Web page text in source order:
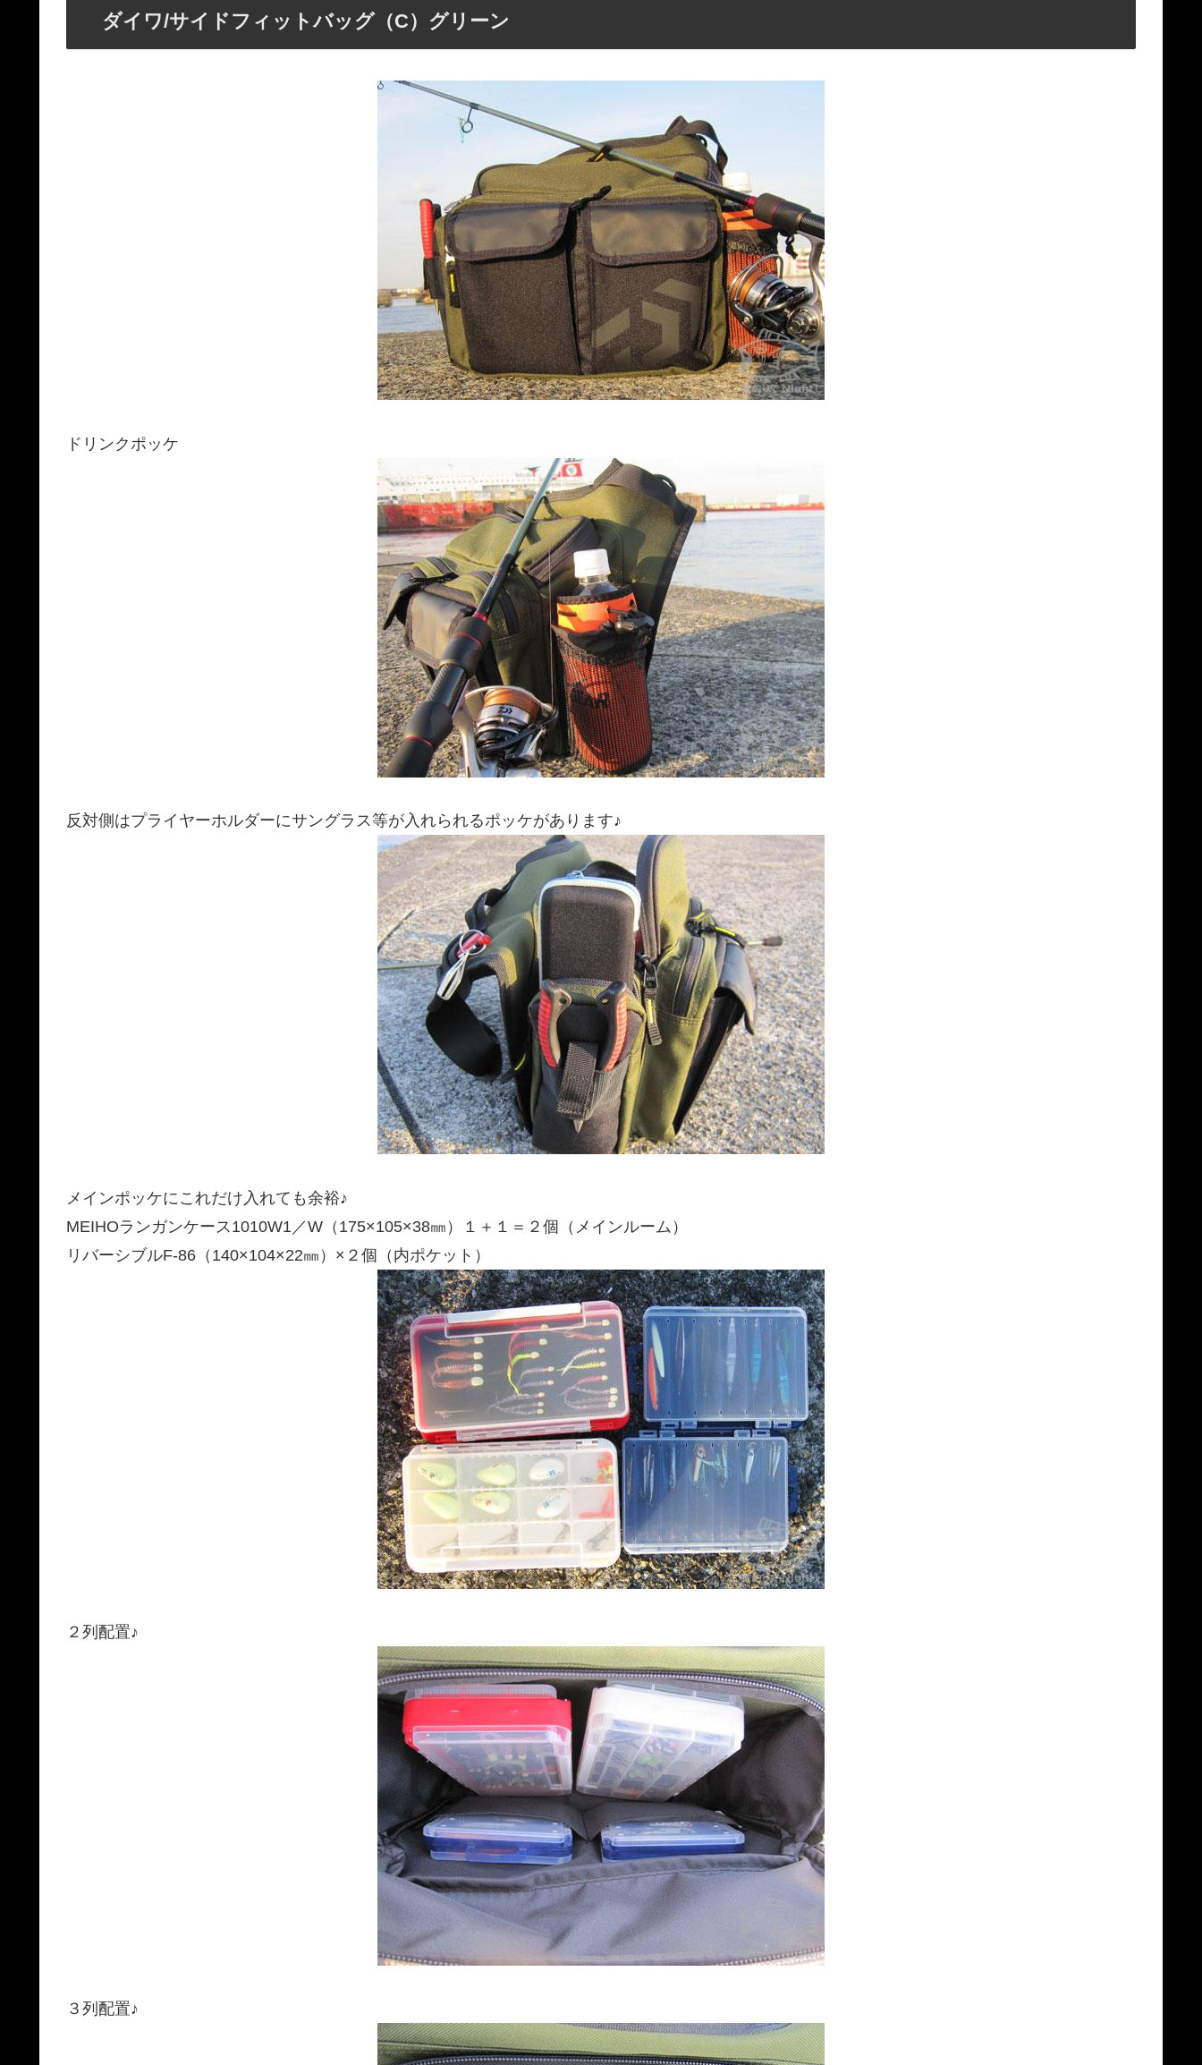
ダイワ/サイドフィットバッグ（C）グリーン
ドリンクポッケ
反対側はプライヤーホルダーにサングラス等が入れられるポッケがあります♪
メインポッケにこれだけ入れても余裕♪
MEIHOランガンケース1010W1／W（175×105×38㎜）１＋１＝２個（メインルーム）
リバーシブルF-86（140×104×22㎜）×２個（内ポケット）
２列配置♪
３列配置♪